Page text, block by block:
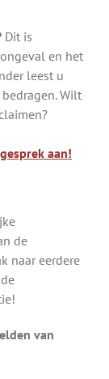
Dit is
en het
leest u
Wilt
aan!
de
naar eerdere
van